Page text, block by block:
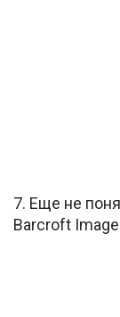
7. Еще не
Barcroft